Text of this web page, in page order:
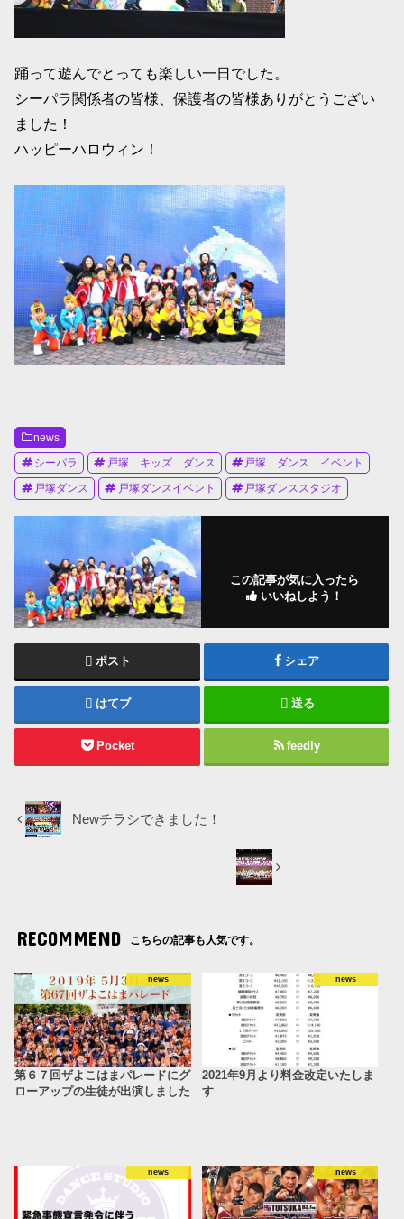
踊って遊んでとっても楽しい一日でした。
シーパラ関係者の皆様、保護者の皆様ありがとうござい
ました！
ハッピーハロウィン！
news
シーパラ 戸塚 キッズ ダンス 戸塚 ダンス イベント
戸塚ダンス 戸塚ダンスイベント 戸塚ダンススタジオ
この記事が気に入ったら
いいねしよう！
ポスト シェア
はてブ 送る
Pocket feedly
Newチラシできました！
RECOMMEND こちらの記事も人気です。
news
第６７回ザよこはまパレードにグ
ローアップの生徒が出演しました
news
2021年9月より料金改定いたしま
す
news news